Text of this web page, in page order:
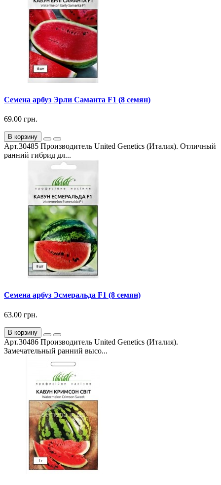
Семена арбуз Эрли Саманта F1 (8 семян)
69.00 грн.
В корзину
Арт.30485 Производитель United Genetics (Италия). Отличный
ранний гибрид дл...
Семена арбуз Эсмеральда F1 (8 семян)
63.00 грн.
В корзину
Арт.30486 Производитель United Genetics (Италия).
Замечательный ранний высо...